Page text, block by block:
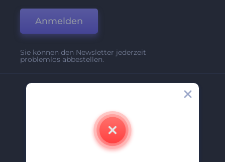
Anmelden
Sie können den Newsletter jederzeit
problemlos abbestellen.